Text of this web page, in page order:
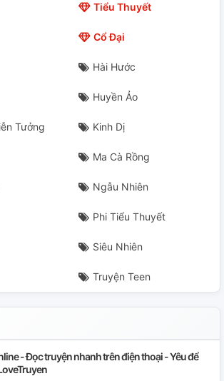
Tiểu Thuyết
Cổ Đại
Hài Hước
Huyền Ảo
Tưởng Kinh Dị
Ma Cà Rồng
Ngẫu Nhiên
Phi Tiểu Thuyết
Siêu Nhiên
Truyện Teen
- Đọc truyện nhanh trên điện thoại - Yêu để